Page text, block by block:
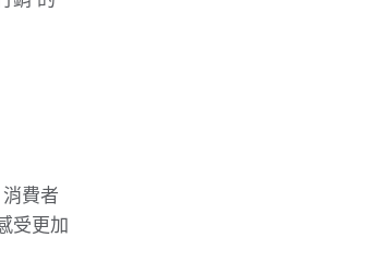
費者
受更加